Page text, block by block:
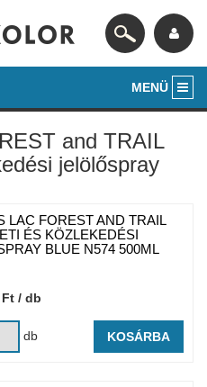
MENÜ
and TRAIL
jelölőspray
LAC FOREST AND TRAIL
ÉS KÖZLEKEDÉSI
BLUE N574 500ML
Ft / db
db KOSÁRBA